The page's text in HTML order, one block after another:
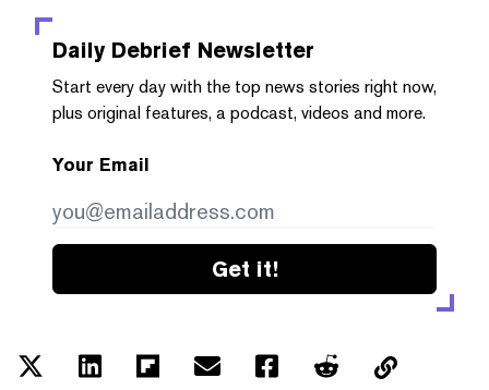
Daily Debrief Newsletter
Start every day with the top news stories right now,
plus original features, a podcast, videos and more.
Your Email
Get it!